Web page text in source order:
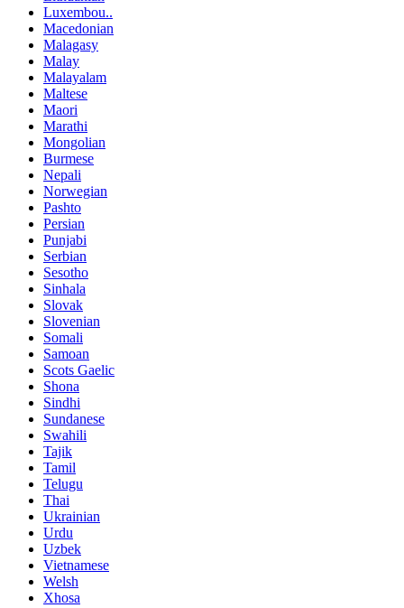
Luxembou..
Macedonian
Malagasy
Malay
Malayalam
Maltese
Maori
Marathi
Mongolian
Burmese
Nepali
Norwegian
Pashto
Persian
Punjabi
Serbian
Sesotho
Sinhala
Slovak
Slovenian
Somali
Samoan
Scots Gaelic
Shona
Sindhi
Sundanese
Swahili
Tajik
Tamil
Telugu
Thai
Ukrainian
Urdu
Uzbek
Vietnamese
Welsh
Xhosa